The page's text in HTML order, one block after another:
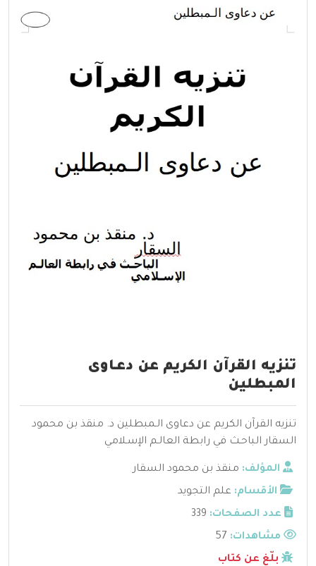
تنزيه القرآن الكريم عن دعـاوى
المبطلين
تنزيه القرآن الكريم عن دعاوى الـمبطلين د. منقذ بن محمود
السقار الباحـث في رابطة العالـم الإسـلامي
المؤلف: منقذ بن محمود السقار
الأقسام: علم التجويد
عدد الصفحات: 339
مشاهدات:
بلّغ عن كتاب